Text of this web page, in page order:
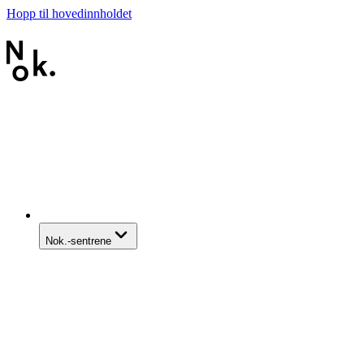
Hopp til hovedinnholdet
Nok.-sentrene